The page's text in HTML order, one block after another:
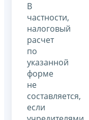
В
частности,
налоговый
расчет
по
указанной
форме
не
составляется,
если